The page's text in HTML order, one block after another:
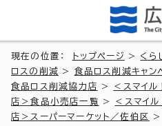
現在の位置： トップページ > くら
ロスの削減 > 食品ロス削減キャン
食品ロス削減協力店
>
＜スマイ
店＞食品小売店一覧
>
＜スマイ
店＞スーパーマーケット／佐伯区
>